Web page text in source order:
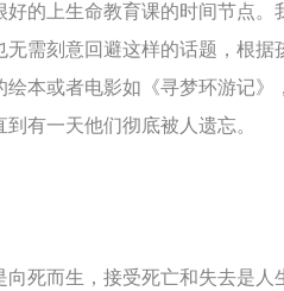
好的上生命教育课的时间节点
无需刻意回避这样的话题，根
绘本或者电影如《寻梦环游记
有一天他们彻底被人遗忘。
向死而生，接受死亡和失去是